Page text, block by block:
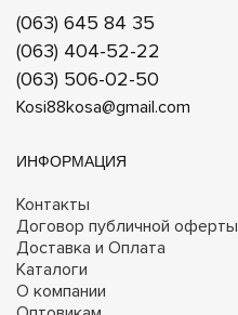
(063) 645 84 35
(063) 404-52-22
(063) 506-02-50
Kosi88kosa@gmail.com
ИНФОРМАЦИЯ
Контакты
Договор публичной оферты
Доставка и Оплата
Каталоги
О компании